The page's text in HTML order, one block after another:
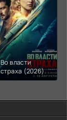
Во власти
страха (2026)